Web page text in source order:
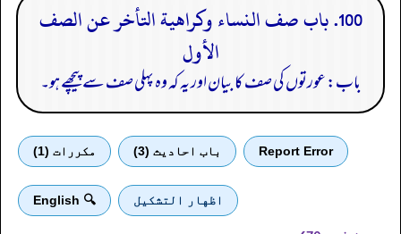
100. باب صف النساء وكراهية التأخر عن الصف
الأول
باب: عورتوں کی صف کا بیان اور یہ کہ وہ پہلی صف سے پیچھے ہو۔
Report Error باب احادیث (3) مكررات (1)
اظهار التشكيل 🔍 English